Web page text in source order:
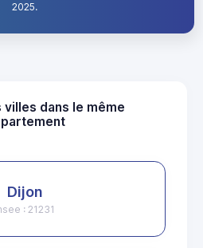
2025.
villes dans le même
Dijon
: 21231